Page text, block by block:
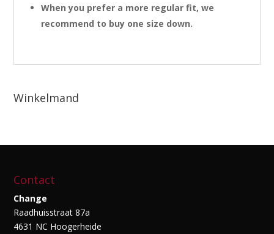
When you prefer a more regular fit, we
recommend to buy one size down.
Winkelmand
Contact
Change
Raadhuisstraat 87a
4631 NC Hoogerheide